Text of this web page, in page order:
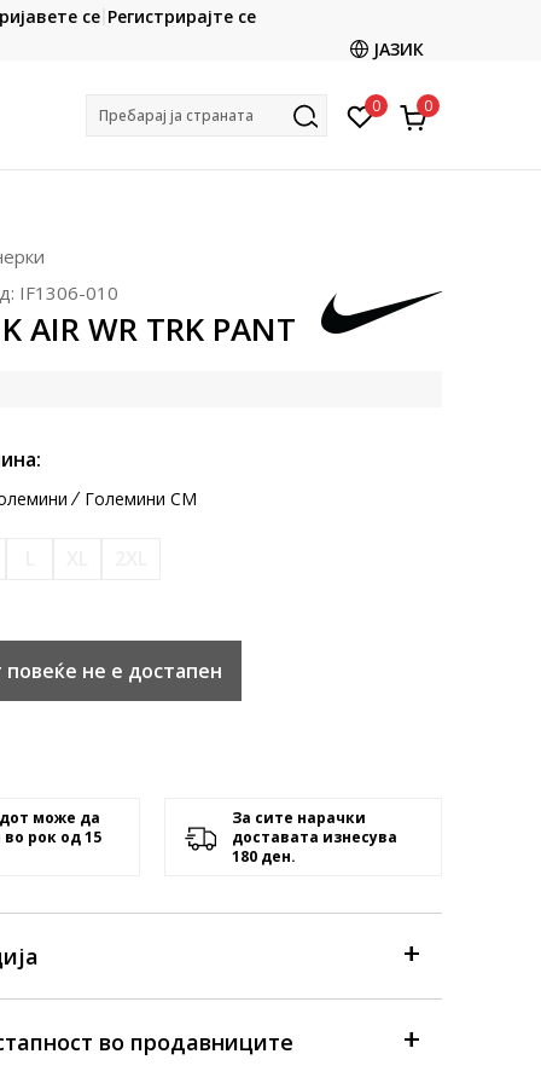
CLICK & COLLECT
со картичка online и подигнете во продавницата
се Регистрирајте се
ЈАЗИК
Пребарај ја страната 0 0
IF1306-010
AIR WR TRK PANT
Големини CM
не е достапен
може да
во рок од 15
За сите нарачки
доставата изнесува
180 ден.
во продавниците